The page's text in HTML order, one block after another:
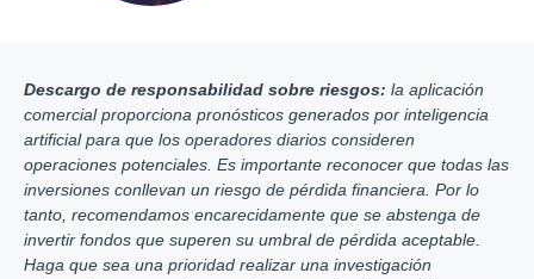
Descargo de responsabilidad sobre riesgos: la aplicación
comercial proporciona pronósticos generados por inteligencia
artificial para que los operadores diarios consideren
operaciones potenciales. Es importante reconocer que todas las
inversiones conllevan un riesgo de pérdida financiera. Por lo
tanto, recomendamos encarecidamente que se abstenga de
invertir fondos que superen su umbral de pérdida aceptable.
Haga que sea una prioridad realizar una investigación